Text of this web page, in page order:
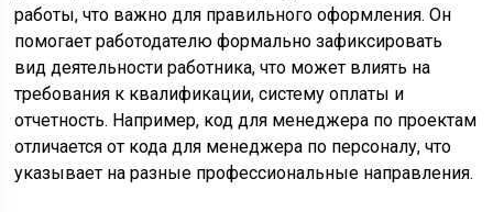
работы, что важно для правильного оформления. Он
помогает работодателю формально зафиксировать
вид деятельности работника, что может влиять на
требования к квалификации, систему оплаты и
отчетность. Например, код для менеджера по проектам
отличается от кода для менеджера по персоналу, что
указывает на разные профессиональные направления.